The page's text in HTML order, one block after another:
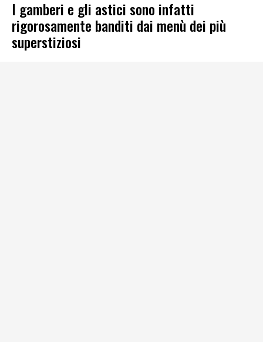
I gamberi e gli astici sono infatti
rigorosamente banditi dai menù dei più
superstiziosi